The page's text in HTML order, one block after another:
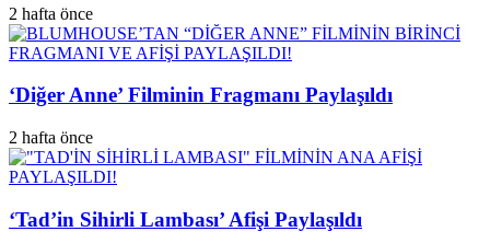
2 hafta önce
‘Diğer Anne’ Filminin Fragmanı Paylaşıldı
2 hafta önce
‘Tad’in Sihirli Lambası’ Afişi Paylaşıldı